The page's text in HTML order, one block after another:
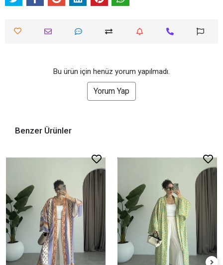
Bu ürün için henüz yorum yapılmadı.
Yorum Yap
Benzer Ürünler